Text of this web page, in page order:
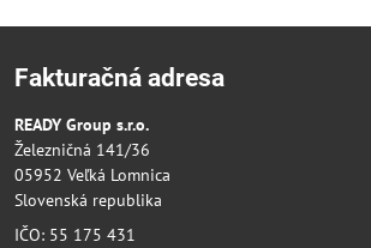
Fakturačná adresa
READY Group s.r.o.
Železničná 141/36
05952 Veľká Lomnica
Slovenská republika
IČO: 55 175 431